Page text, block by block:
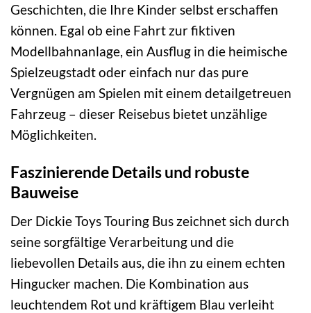
Geschichten, die Ihre Kinder selbst erschaffen
können. Egal ob eine Fahrt zur fiktiven
Modellbahnanlage, ein Ausflug in die heimische
Spielzeugstadt oder einfach nur das pure
Vergnügen am Spielen mit einem detailgetreuen
Fahrzeug – dieser Reisebus bietet unzählige
Möglichkeiten.
Faszinierende Details und robuste
Bauweise
Der Dickie Toys Touring Bus zeichnet sich durch
seine sorgfältige Verarbeitung und die
liebevollen Details aus, die ihn zu einem echten
Hingucker machen. Die Kombination aus
leuchtendem Rot und kräftigem Blau verleiht